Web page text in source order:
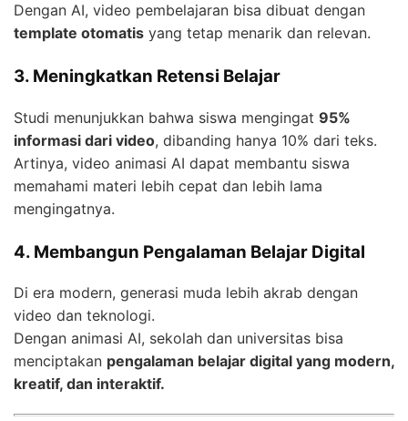
Dengan AI, video pembelajaran bisa dibuat dengan
template otomatis yang tetap menarik dan relevan.
3. Meningkatkan Retensi Belajar
Studi menunjukkan bahwa siswa mengingat 95%
informasi dari video, dibanding hanya 10% dari teks.
Artinya, video animasi AI dapat membantu siswa
memahami materi lebih cepat dan lebih lama
mengingatnya.
4. Membangun Pengalaman Belajar Digital
Di era modern, generasi muda lebih akrab dengan
video dan teknologi.
Dengan animasi AI, sekolah dan universitas bisa
menciptakan pengalaman belajar digital yang modern,
kreatif, dan interaktif.